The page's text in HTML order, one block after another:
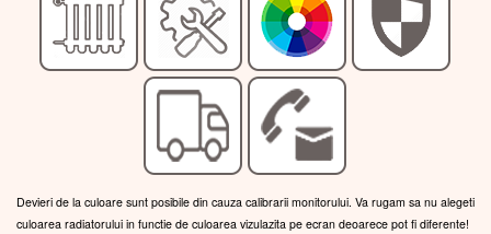
Devieri de la culoare sunt posibile din cauza calibrarii monitorului. Va rugam sa nu alegeti
culoarea radiatorului in functie de culoarea vizulazita pe ecran deoarece pot fi diferente!